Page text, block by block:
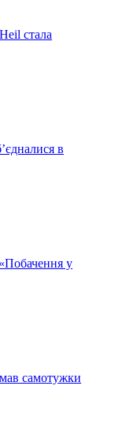
стала
в
у
самотужки